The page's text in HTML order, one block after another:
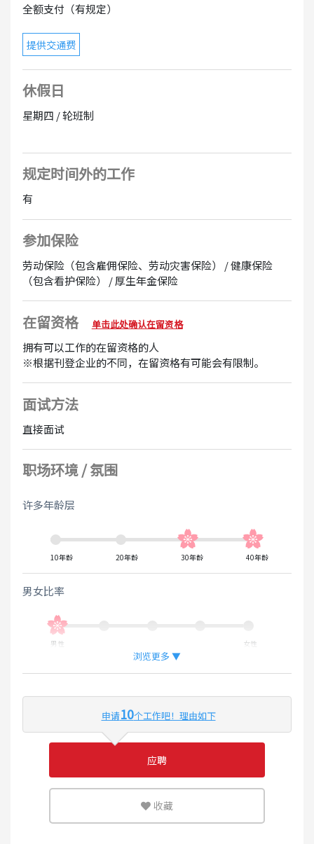
全额支付（有规定）
提供交通费
休假日
星期四 / 轮班制
规定时间外的工作
有
参加保险
劳动保险（包含雇佣保险、劳动灾害保险） / 健康保险
（包含看护保险） / 厚生年金保险
在留资格 单击此处确认在留资格
拥有可以工作的在留资格的人
※根据刊登企业的不同，在留资格有可能会有限制。
面试方法
直接面试
职场环境 / 氛围
许多年龄层
10年龄 20年龄 30年龄 40年龄
男女比率
男性 女性
外国人工作的比率
少 多
可灵活运用英语或母语的环境
浏览更多 ▼
申请10个工作吧！理由如下
应聘
收藏